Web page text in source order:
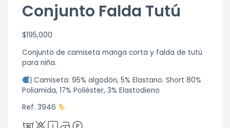
Conjunto Falda Tutú
$195,000
Conjunto de camiseta manga corta y falda de tutú
para niña.
| Camiseta: 95% algodón, 5% Elastano. Short 80%
Poliamida, 17% Poliéster, 3% Elastodieno
Ref. 3946